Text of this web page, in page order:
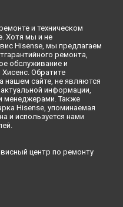
и техническом
Хотя мы и не
Hisense, мы предлагаем
ремонта,
обслуживание и
Обратите
нашем сайте, не являются
информации,
менеджерами. Также
Hisense, упоминаемая
и используется нами
центр по ремонту